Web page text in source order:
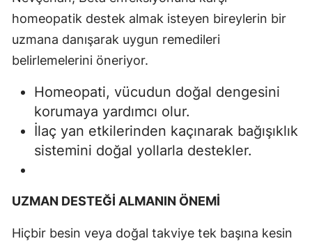
homeopatik destek almak isteyen bireylerin bir
uzmana danışarak uygun remedileri
belirlemelerini öneriyor.
Homeopati, vücudun doğal dengesini
korumaya yardımcı olur.
İlaç yan etkilerinden kaçınarak bağışıklık
sistemini doğal yollarla destekler.
UZMAN DESTEĞİ ALMANIN ÖNEMİ
Hiçbir besin veya doğal takviye tek başına kesin